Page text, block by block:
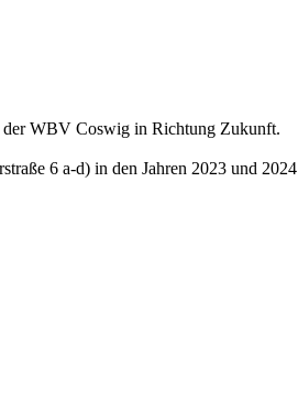
derWBV Coswig in Richtung Zukunft.
6 a-d) in den Jahren 2023 und 2024